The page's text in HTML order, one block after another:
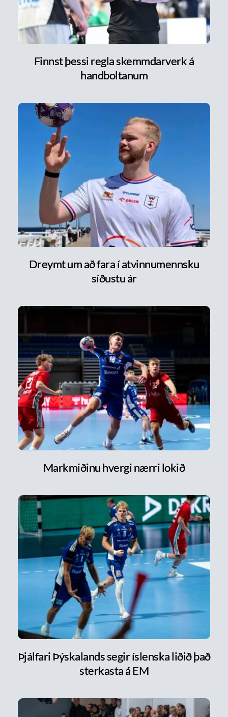
Finnst þessi regla skemmdarverk á
handboltanum
Dreymt um að fara í atvinnumennsku
síðustu ár
Markmiðinu hvergi nærri lokið
Þjálfari Þýskalands segir íslenska liðið það
sterkasta á EM